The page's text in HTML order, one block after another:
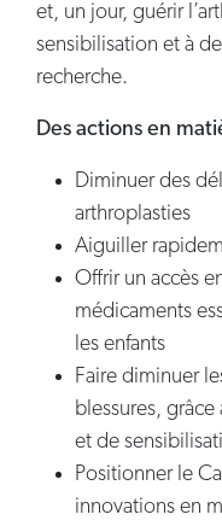
et, un jour, guérir
sensibilisation et à
recherche.
Des actions en
Diminuer des
arthroplasties
Aiguiller
Offrir un accès
médicaments
les enfants
Faire diminuer
blessures,
et de
Positionner le
innovations en